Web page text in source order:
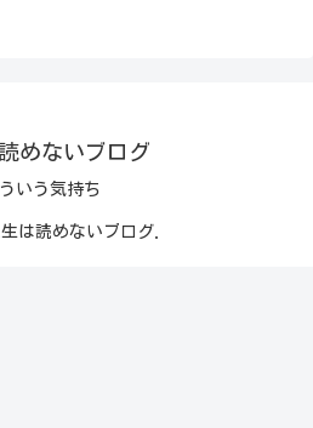
めないブログ
いう気持ち
は読めないブログ.